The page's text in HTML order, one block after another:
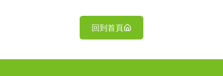
回到首頁